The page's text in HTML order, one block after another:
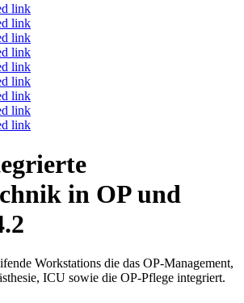
link
link
link
link
link
link
link
link
link
in OP und
Workstations die das OP-Management,
ICU sowie die OP-Pflege integriert.